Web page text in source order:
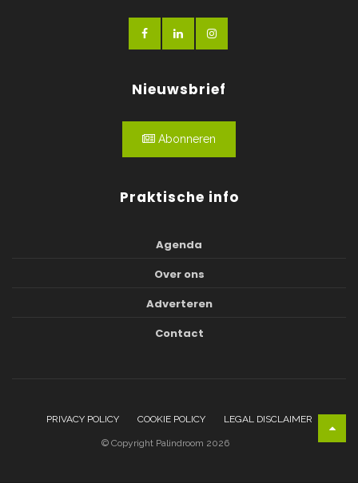
Nieuwsbrief
Abonneren
Praktische info
Agenda
Over ons
Adverteren
Contact
PRIVACY POLICY COOKIE POLICY LEGAL DISCLAIMER
© Copyright Palindroom 2026